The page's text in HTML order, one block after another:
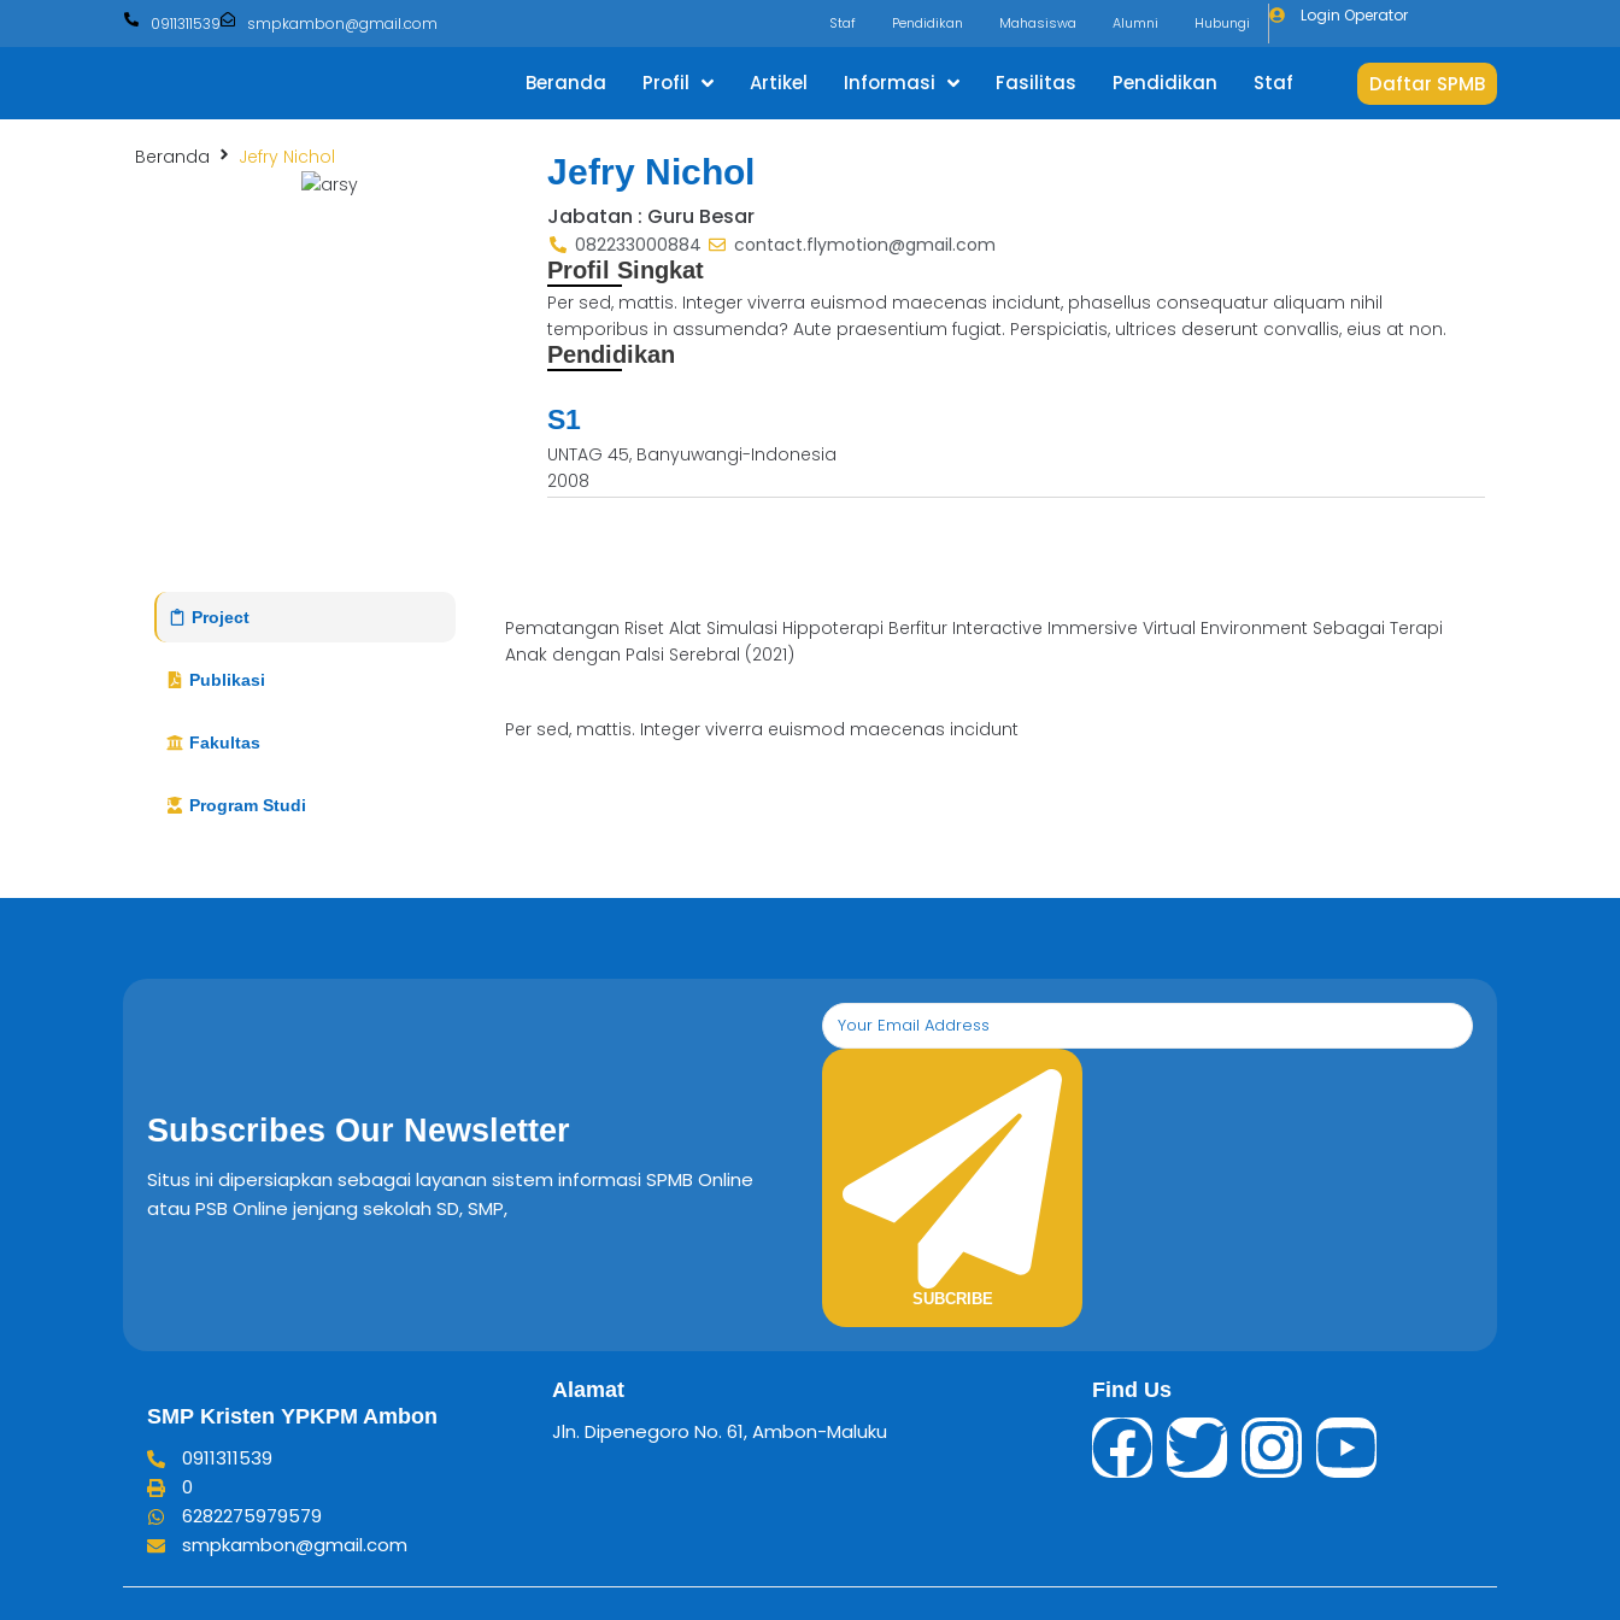
0911311539 smpkambon@gmail.com Staf Pendidikan Mahasiswa Alumni Hubungi Login Operator
Beranda Profil Artikel Informasi Fasilitas Pendidikan Staf Daftar SPMB
Beranda Jefry Nichol Jefry Nichol
Jabatan : Guru Besar
082233000884 contact.flymotion@gmail.com
Profil Singkat
Per sed, mattis. Integer viverra euismod maecenas incidunt, phasellus consequatur aliquam nihil
temporibus in assumenda? Aute praesentium fugiat. Perspiciatis, ultrices deserunt convallis, eius at non.
Pendidikan
S1
UNTAG 45, Banyuwangi-Indonesia
2008
Project
Publikasi
Fakultas
Program Studi
Pematangan Riset Alat Simulasi Hippoterapi Berfitur Interactive Immersive Virtual Environment Sebagai Terapi
Anak dengan Palsi Serebral (2021)
Per sed, mattis. Integer viverra euismod maecenas incidunt
Subscribes Our Newsletter
Situs ini dipersiapkan sebagai layanan sistem informasi SPMB Online
atau PSB Online jenjang sekolah SD, SMP,
SUBCRIBE
SMP Kristen YPKPM Ambon
0911311539
0
6282275979579
smpkambon@gmail.com
Alamat
Jln. Dipenegoro No. 61, Ambon-Maluku
Find Us